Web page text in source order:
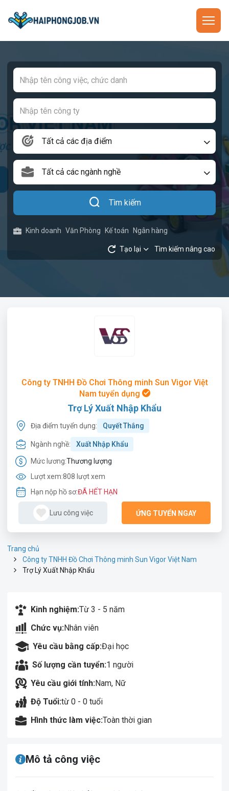
Tất cả các địa điểm
Tất cả các ngành nghề
Tìm kiếm
Kinh doanh Văn Phòng Kế toán Ngân hàng
Tạo lại Tìm kiếm nâng cao
Công ty TNHH Đồ Chơi Thông minh Sun Vigor Việt
Nam tuyển dụng
Trợ Lý Xuất Nhập Khẩu
Địa điểm tuyển dụng: Quyết Thắng
Ngành nghề: Xuất Nhập Khẩu
Mức lương:Thương lượng
Lượt xem:808 lượt xem
Hạn nộp hồ sơ:ĐÃ HẾT HẠN
Lưu công việc ỨNG TUYỂN NGAY
Trang chủ
Công ty TNHH Đồ Chơi Thông minh Sun Vigor Việt Nam
Trợ Lý Xuất Nhập Khẩu
Kinh nghiệm:Từ 3 - 5 năm
Chức vụ:Nhân viên
Yêu cầu bằng cấp:Đại học
Số lượng cần tuyển:1 người
Yêu cầu giới tính:Nam, Nữ
Độ Tuổi:từ 0 - 0 tuổi
Hình thức làm việc:Toàn thời gian
Mô tả công việc